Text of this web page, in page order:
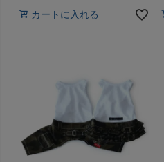
カートに入れる